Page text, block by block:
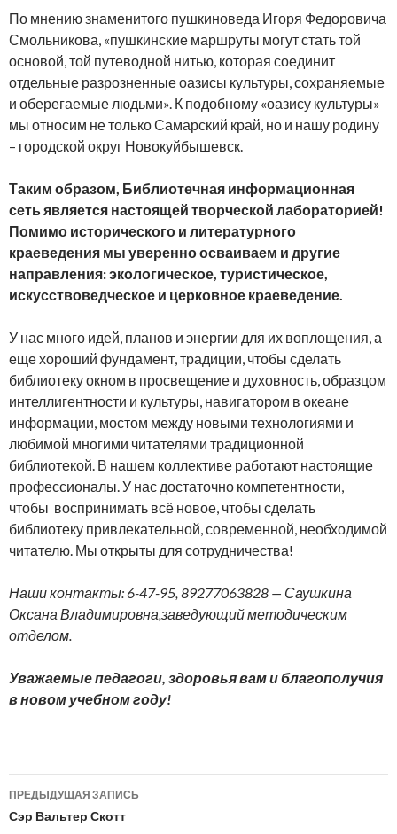
По мнению знаменитого пушкиноведа Игоря Федоровича
Смольникова, «пушкинские маршруты могут стать той
основой, той путеводной нитью, которая соединит
отдельные разрозненные оазисы культуры, сохраняемые
и оберегаемые людьми». К подобному «оазису культуры»
мы относим не только Самарский край, но и нашу родину
– городской округ Новокуйбышевск.
Таким образом, Библиотечная информационная
сеть является настоящей творческой лабораторией!
Помимо исторического и литературного
краеведения мы уверенно осваиваем и другие
направления: экологическое, туристическое,
искусствоведческое и церковное краеведение.
У нас много идей, планов и энергии для их воплощения, а
еще хороший фундамент, традиции, чтобы сделать
библиотеку окном в просвещение и духовность, образцом
интеллигентности и культуры, навигатором в океане
информации, мостом между новыми технологиями и
любимой многими читателями традиционной
библиотекой. В нашем коллективе работают настоящие
профессионалы. У нас достаточно компетентности,
чтобы воспринимать всё новое, чтобы сделать
библиотеку привлекательной, современной, необходимой
читателю. Мы открыты для сотрудничества!
Наши контакты: 6-47-95, 89277063828 — Саушкина
Оксана Владимировна,заведующий методическим
отделом.
Уважаемые педагоги, здоровья вам и благополучия
в новом учебном году!
Навигация
по
ПРЕДЫДУЩАЯ ЗАПИСЬ
Сэр Вальтер Скотт